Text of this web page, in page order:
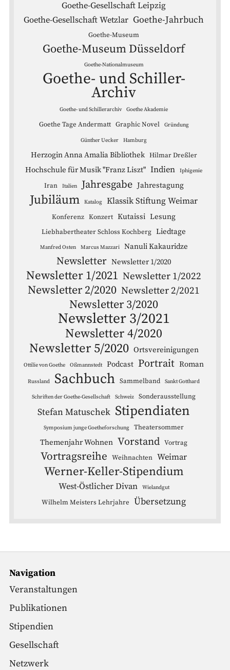
Goethe-Gesellschaft Leipzig
Goethe-Gesellschaft Wetzlar Goethe-Jahrbuch
Goethe-Museum
Goethe-Museum Düsseldorf
Goethe-Nationalmuseum
Goethe- und Schiller-
Archiv
Goethe- und Schillerarchiv Goethe Akademie
Goethe Tage Andermatt Graphic Novel Gründung
Günther Uecker Hamburg
Herzogin Anna Amalia Bibliothek Hilmar Dreßler
Hochschule für Musik "Franz Liszt" Indien Iphigenie
Iran Italien Jahresgabe Jahrestagung
Jubiläum Katalog Klassik Stiftung Weimar
Konferenz Konzert Kutaissi Lesung
Liebhabertheater Schloss Kochberg Liedtage
Manfred Osten Marcus Mazzari Nanuli Kakauridze
Newsletter Newsletter 1/2020
Newsletter 1/2021 Newsletter 1/2022
Newsletter 2/2020 Newsletter 2/2021
Newsletter 3/2020
Newsletter 3/2021
Newsletter 4/2020
Newsletter 5/2020 Ortsvereinigungen
Ottilie von Goethe Oßmannstedt Podcast Portrait Roman
Russland Sachbuch Sammelband Sankt Gotthard
Schriften der Goethe-Gesellschaft Schweiz Sonderausstellung
Stefan Matuschek Stipendiaten
Symposium junge Goetheforschung Theatersommer
Themenjahr Wohnen Vorstand Vortrag
Vortragsreihe Weihnachten Weimar
Werner-Keller-Stipendium
West-Östlicher Divan Wielandgut
Wilhelm Meisters Lehrjahre Übersetzung
Navigation
Veranstaltungen
Publikationen
Stipendien
Gesellschaft
Netzwerk